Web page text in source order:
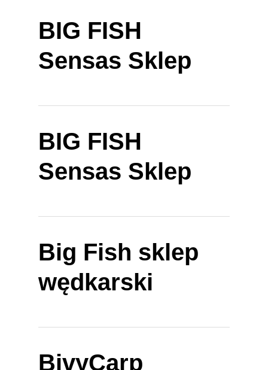
BIG FISH
Sensas Sklep
BIG FISH
Sensas Sklep
Big Fish sklep
wędkarski
BivyCarp